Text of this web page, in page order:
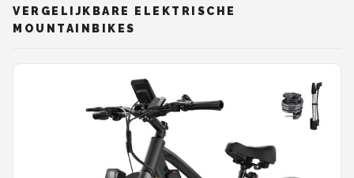
VERGELIJKBARE ELEKTRISCHE
MOUNTAINBIKES